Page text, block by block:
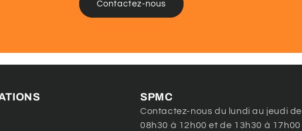
Contactez-nous
SPMC
Contactez-nous du lundi au jeudi de
08h30 à 12h00 et de 13h30 à 17h00